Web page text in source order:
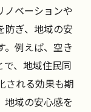
ノベーションや
防ぎ、地域の安
。例えば、空き
、地域住民同
される効果も期
地域の安心感を